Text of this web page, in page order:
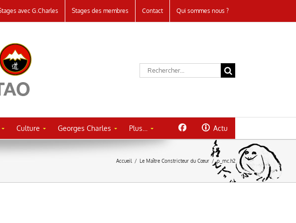
avec G.Charles Stages des membres Contact Qui sommes nous ?
Rechercher:
Culture Georges Charles Plus… Actu
Accueil / Le Maître Constricteur du Cœur / p_mc.h2